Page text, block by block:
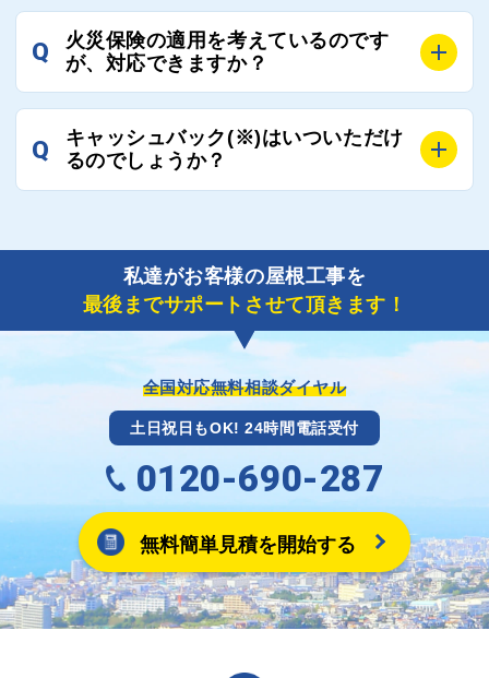
ご連絡いただき、屋根コネクトから直ちに紹介の工事
業者へ状況確認の連絡をし、即時対応するよう指示を
いたしますので、お気軽にお申し付けください。
工事業者の状況や屋根の状態、工事の内容、天候によ
って工事期間は変わりますが、目安としては、おおよ
そ3日～6日となります。
また、急ぎの場合などは屋根コネクトとしても全面的
にご協力いたしますので、ご相談ください。可能な限
り期間を短縮できる状況の工事業者を選定させていた
だきます。
Q
火災保険の適用を考えているのです
が、対応できますか？
風災補償を適用される場合は、専門家による視察と必
Q
キャッシュバック(※)はいついただけ
るのでしょうか？
了しましたら、キャッシュバック(※)申込みフォーム
に各項目を入力いただいた上で送信してください。
その内容を屋根コネクトが確認できた日時から翌月末
までには送付手配させていただきます。
※キャッシュバックの金額は契約金額によって異なり
ます。
私達がお客様の屋根工事を
最後までサポートさせて頂きます！
全国対応無料相談ダイヤル
土日祝日もOK! 24時間電話受付
0120-690-287
無料簡単見積を開始する